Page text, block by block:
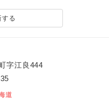
る
字江良444
道